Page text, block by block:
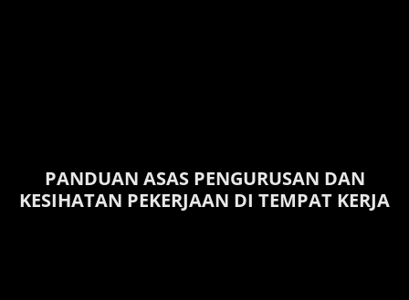
PANDUAN ASAS PENGURUSAN DAN
KESIHATAN PEKERJAAN DI TEMPAT KERJA